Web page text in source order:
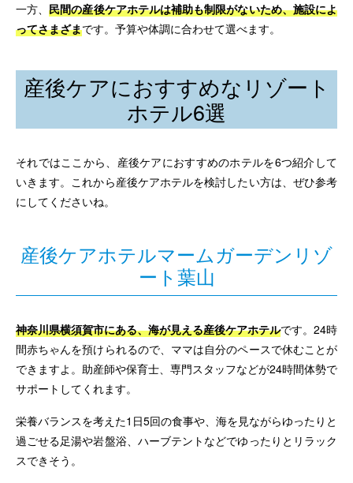
一方、民間の産後ケアホテルは補助も制限がないため、施設によ
ってさまざまです。予算や体調に合わせて選べます。
産後ケアにおすすめなリゾート
ホテル6選
それではここから、産後ケアにおすすめのホテルを6つ紹介して
いきます。これから産後ケアホテルを検討したい方は、ぜひ参考
にしてくださいね。
産後ケアホテルマームガーデンリゾ
ート葉山
神奈川県横須賀市にある、海が見える産後ケアホテルです。24時
間赤ちゃんを預けられるので、ママは自分のペースで休むことが
できますよ。助産師や保育士、専門スタッフなどが24時間体勢で
サポートしてくれます。
栄養バランスを考えた1日5回の食事や、海を見ながらゆったりと
過ごせる足湯や岩盤浴、ハーブテントなどでゆったりとリラック
スできそう。